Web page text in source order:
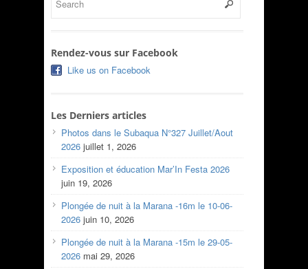
Rendez-vous sur Facebook
Like us on Facebook
Les Derniers articles
Photos dans le Subaqua N°327 Juillet/Aout
2026 juillet 1, 2026
Exposition et éducation Mar’In Festa 2026
juin 19, 2026
Plongée de nuit à la Marana -16m le 10-06-
2026 juin 10, 2026
Plongée de nuit à la Marana -15m le 29-05-
2026 mai 29, 2026